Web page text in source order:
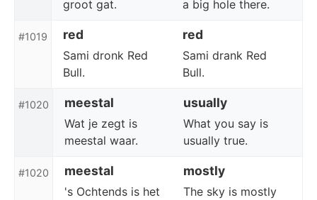
groot gat.
a big hole there.
#1019 red red
Sami dronk Red
Bull.
Sami drank Red
Bull.
#1020 meestal usually
Wat je zegt is
meestal waar.
What you say is
usually true.
#1020 meestal mostly
's Ochtends is het
The sky is mostly